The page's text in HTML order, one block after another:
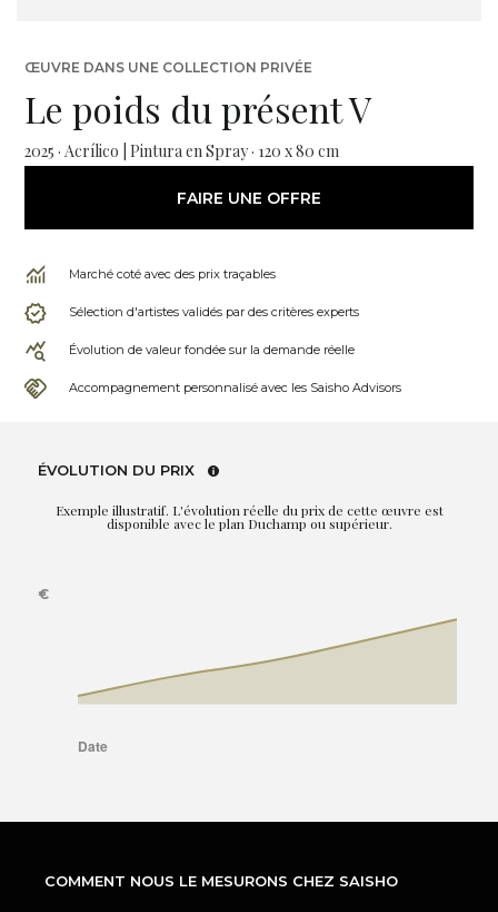
ŒUVRE DANS UNE COLLECTION PRIVÉE
Le poids du présent V
2025 · Acrílico | Pintura en Spray · 120 x 80 cm
FAIRE UNE OFFRE
Marché coté avec des prix traçables
Sélection d'artistes validés par des critères experts
Évolution de valeur fondée sur la demande réelle
Accompagnement personnalisé avec les Saisho Advisors
ÉVOLUTION DU PRIX
Exemple illustratif. L'évolution réelle du prix de cette œuvre est
disponible avec le plan Duchamp ou supérieur.
COMMENT NOUS LE MESURONS CHEZ SAISHO